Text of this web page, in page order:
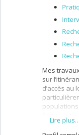
Mes
sur
d’accès au
autres).
Lire